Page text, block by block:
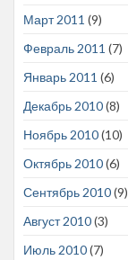
Март 2011 (9)
Февраль 2011 (7)
Январь 2011 (6)
Декабрь 2010(8)
Ноябрь 2010(10)
Октябрь 2010(6)
Сентябрь 2010(9)
Август 2010(3)
Июль 2010(7)